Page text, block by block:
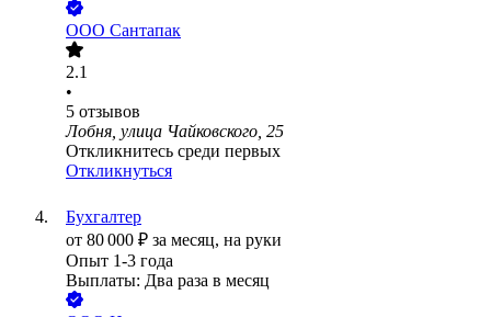
ООО Сантапак
2.1
•
5 отзывов
Лобня, улица Чайковского, 25
Откликнитесь среди первых
Откликнуться
Бухгалтер
от 80 000 ₽ за месяц, на руки
Опыт 1-3 года
Выплаты: Два раза в месяц